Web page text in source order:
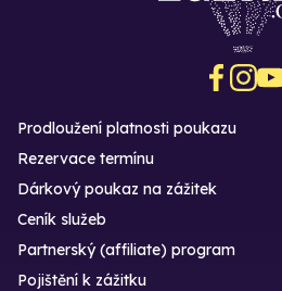
Prodloužení platnosti poukazu
Rezervace termínu
Dárkový poukaz na zážitek
Ceník služeb
Partnerský (affiliate) program
Pojištění k zážitku